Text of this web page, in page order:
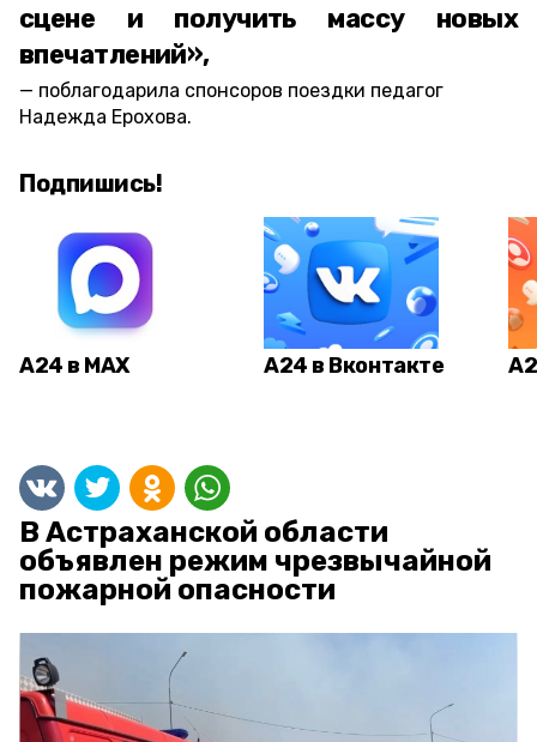
сцене и получить массу новых
впечатлений»,
поблагодарила спонсоров поездки педагог
Надежда Ерохова.
Подпишись!
А24 в MAX А24 в Вконтакте
В Астраханской области
объявлен режим чрезвычайной
пожарной опасности